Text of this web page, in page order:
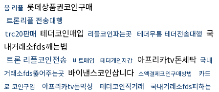
움 리플 롯데상품권코인구매
트론리플 전송대행
trc20판매 테더코인매입 리플코인파는곳 테더무통 테더전송대행 국
내거래소fds깨는법
트론 리플코인전송
비트매입 테더개인지갑 아프리카tv돈세탁 국내
거래소fds뚫어주는곳 바이낸스코인삽니다 소액결제코인구매방법
카드
로 코인구입
아프리카tv돈믹싱 테더코인직거래
국내거래소fds피하는